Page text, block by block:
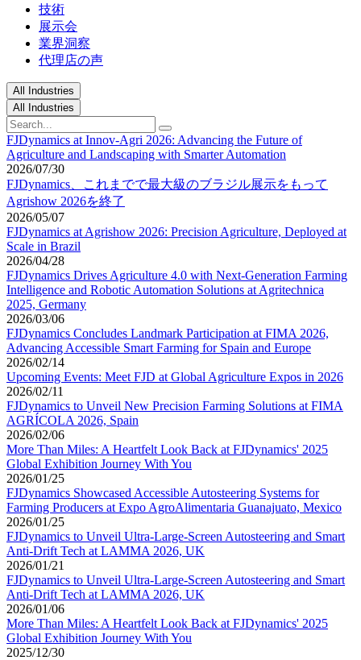
技術
展示会
業界洞察
代理店の声
All Industries
All Industries
FJDynamics at Innov-Agri 2026: Advancing the Future of
Agriculture and Landscaping with Smarter Automation
2026/07/30
FJDynamics、これまでで最大級のブラジル展示をもって
Agrishow 2026を終了
2026/05/07
FJDynamics at Agrishow 2026: Precision Agriculture, Deployed at
Scale in Brazil
2026/04/28
FJDynamics Drives Agriculture 4.0 with Next-Generation Farming
Intelligence and Robotic Automation Solutions at Agritechnica
2025, Germany
2026/03/06
FJDynamics Concludes Landmark Participation at FIMA 2026,
Advancing Accessible Smart Farming for Spain and Europe
2026/02/14
Upcoming Events: Meet FJD at Global Agriculture Expos in 2026
2026/02/11
FJDynamics to Unveil New Precision Farming Solutions at FIMA
AGRÍCOLA 2026, Spain
2026/02/06
More Than Miles: A Heartfelt Look Back at FJDynamics' 2025
Global Exhibition Journey With You
2026/01/25
FJDynamics Showcased Accessible Autosteering Systems for
Farming Producers at Expo AgroAlimentaria Guanajuato, Mexico
2026/01/25
FJDynamics to Unveil Ultra-Large-Screen Autosteering and Smart
Anti-Drift Tech at LAMMA 2026, UK
2026/01/21
FJDynamics to Unveil Ultra-Large-Screen Autosteering and Smart
Anti-Drift Tech at LAMMA 2026, UK
2026/01/06
More Than Miles: A Heartfelt Look Back at FJDynamics' 2025
Global Exhibition Journey With You
2025/12/30